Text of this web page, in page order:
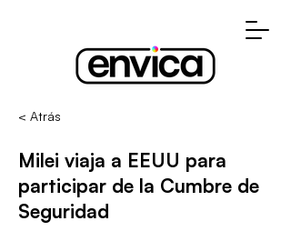
< Atrás
Milei viaja a EEUU para
participar de la Cumbre de
Seguridad